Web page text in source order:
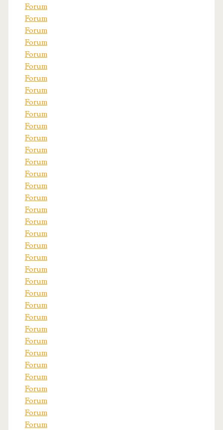
Forum
Forum
Forum
Forum
Forum
Forum
Forum
Forum
Forum
Forum
Forum
Forum
Forum
Forum
Forum
Forum
Forum
Forum
Forum
Forum
Forum
Forum
Forum
Forum
Forum
Forum
Forum
Forum
Forum
Forum
Forum
Forum
Forum
Forum
Forum
Forum